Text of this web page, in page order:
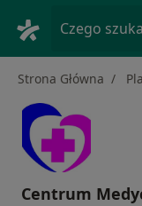
Czego
Strona Główna
Centrum